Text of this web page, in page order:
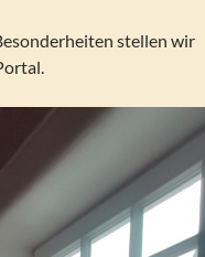
stellen wir